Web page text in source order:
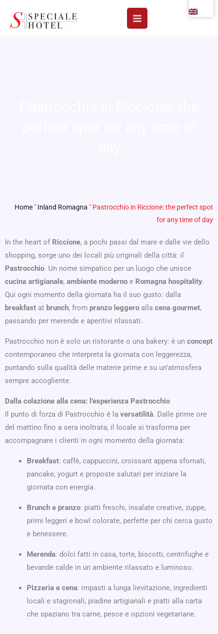
Home " Inland Romagna " Pastrocchio in Riccione: the perfect spot
for any time of day
In the heart of Riccione, a pochi passi dal mare e dalle vie dello
shopping, sorge uno dei locali più originali della città: il
Pastrocchio. Un nome simpatico per un luogo che unisce
cucina artigianale, ambiente moderno e Romagna hospitality.
Qui ogni momento della giornata ha il suo gusto: dalla
breakfast at brunch, from pranzo leggero alla cena gourmet,
passando per merende e aperitivi rilassati.
Pastrocchio non è solo un ristorante o una bakery: è un concept
contemporaneo che interpreta la giornata con leggerezza,
puntando sulla qualità delle materie prime e su un’atmosfera
sempre accogliente.
Dalla colazione alla cena: l’esperienza Pastrocchio
Il punto di forza di Pastrocchio è la versatilità. Dalle prime ore
del mattino fino a sera inoltrata, il locale si trasforma per
accompagnare i clienti in ogni momento della giornata:
Breakfast: caffè, cappuccini, croissant appena sfornati,
pancake, yogurt e proposte salutari per iniziare la
giornata con energia.
Brunch e pranzo: piatti freschi, insalate creative, zuppe,
primi leggeri e bowl colorate, perfette per chi cerca gusto
e benessere.
Merenda: dolci fatti in casa, torte, biscotti, centrifughe e
bevande calde in un ambiente rilassato e luminoso.
Pizzeria e cena: impasti a lunga lievitazione, ingredienti
locali e stagionali, piadine artigianali e piatti alla carta
che spaziano tra carne, pesce e opzioni vegetariane.